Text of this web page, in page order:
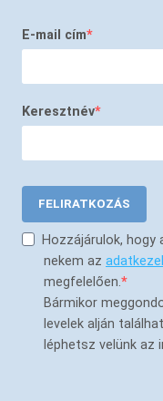
E-mail cím
Keresztnév
FELIRATKOZÁS
Hozzájárulok, hogy
nekem az
megfelelően.
Bármikor
levelek alján
léphetsz velünk az